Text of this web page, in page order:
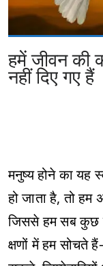
हमें जीवन की
नहीं दिए गए हैं
मनुष्य होने का यह
हो जाता है, तो
जिससे हम सब कुछ
क्षणों में हम सोचते